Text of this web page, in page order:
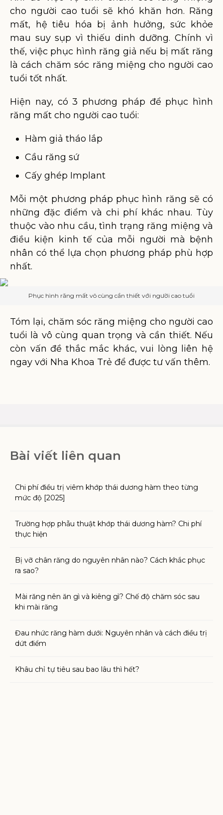
cho người cao tuổi sẽ khó khăn hơn. Răng
mất, hệ tiêu hóa bị ảnh hưởng, sức khỏe
mau suy sụp vì thiếu dinh dưỡng. Chính vì
thế, việc phục hình răng giả nếu bị mất răng
là cách chăm sóc răng miệng cho người cao
tuổi tốt nhất.
Hiện nay, có 3 phương pháp để phục hình
răng mất cho người cao tuổi:
Hàm giả tháo lắp
Cầu răng sứ
Cấy ghép Implant
Mỗi một phương pháp phục hình răng sẽ có
những đặc điểm và chi phí khác nhau. Tùy
thuộc vào nhu cầu, tình trạng răng miệng và
điều kiện kinh tế của mỗi người mà bệnh
nhân có thể lựa chọn phương pháp phù hợp
nhất.
Phục hình răng mất vô cùng cần thiết với người cao tuổi
Tóm lại, chăm sóc răng miệng cho người cao
tuổi là vô cùng quan trọng và cần thiết. Nếu
còn vấn đề thắc mắc khác, vui lòng liên hệ
ngay với Nha Khoa Trẻ để được tư vấn thêm.
Bài viết liên quan
Chi phí điều trị viêm khớp thái dương hàm theo từng
mức độ [2025]
Trường hợp phẫu thuật khớp thái dương hàm? Chi phí
thực hiện
Bị vỡ chân răng do nguyên nhân nào? Cách khắc phục
ra sao?
Mài răng nên ăn gì và kiêng gì? Chế độ chăm sóc sau
khi mài răng
Đau nhức răng hàm dưới: Nguyên nhân và cách điều trị
dứt điểm
Khâu chỉ tự tiêu sau bao lâu thì hết?